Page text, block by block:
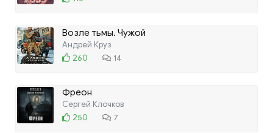
Возле тьмы. Чужой
Андрей Круз
260
14
Фреон
Сергей Клочков
250
7